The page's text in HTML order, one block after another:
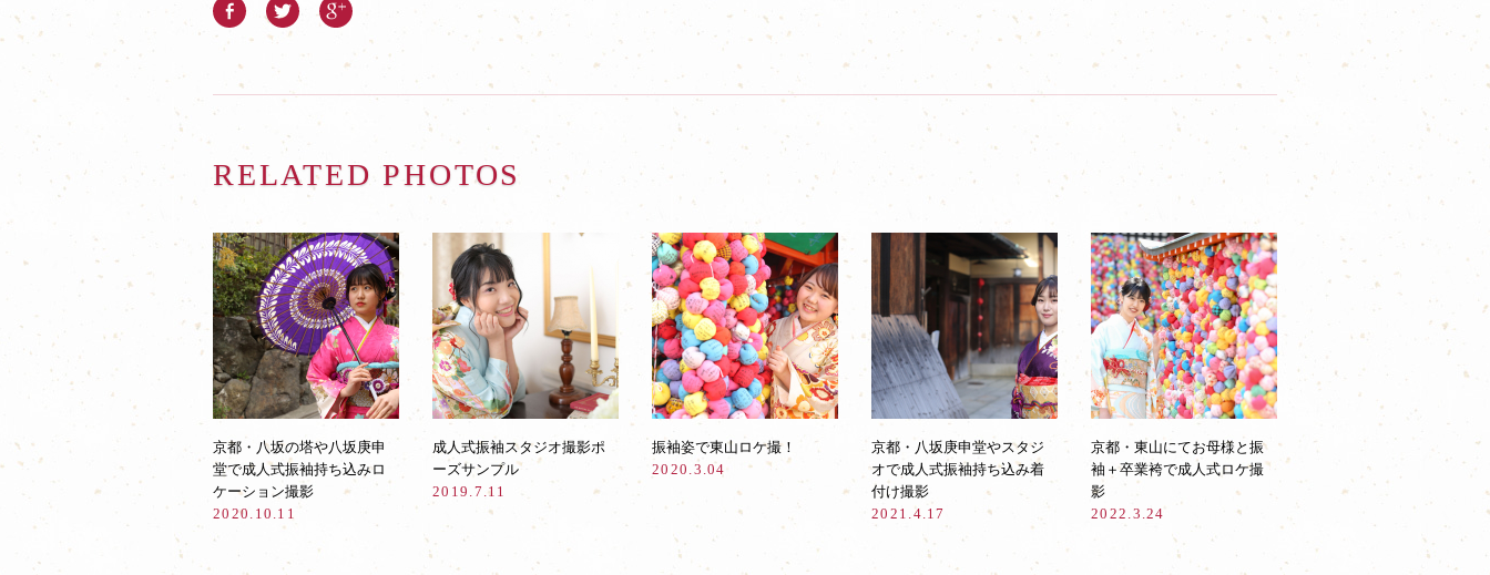
RELATED PHOTOS
京都・八坂の塔や八坂庚申
堂で成人式振袖持ち込みロ
ケーション撮影
2020.10.11
成人式振袖スタジオ撮影ポ
ーズサンプル
2019.7.11
振袖姿で東山ロケ撮！
2020.3.04
京都・八坂庚申堂やスタジ
オで成人式振袖持ち込み着
付け撮影
2021.4.17
京都・東山にてお母様と振
袖＋卒業袴で成人式ロケ撮
影
2022.3.24